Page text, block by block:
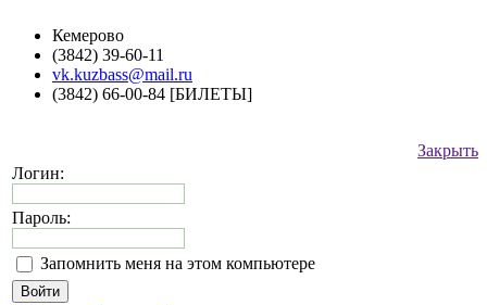
Кемерово
(3842) 39-60-11
vk.kuzbass@mail.ru
(3842) 66-00-84 [БИЛЕТЫ]
Закрыть
Логин:
Пароль:
Запомнить меня на этом компьютере